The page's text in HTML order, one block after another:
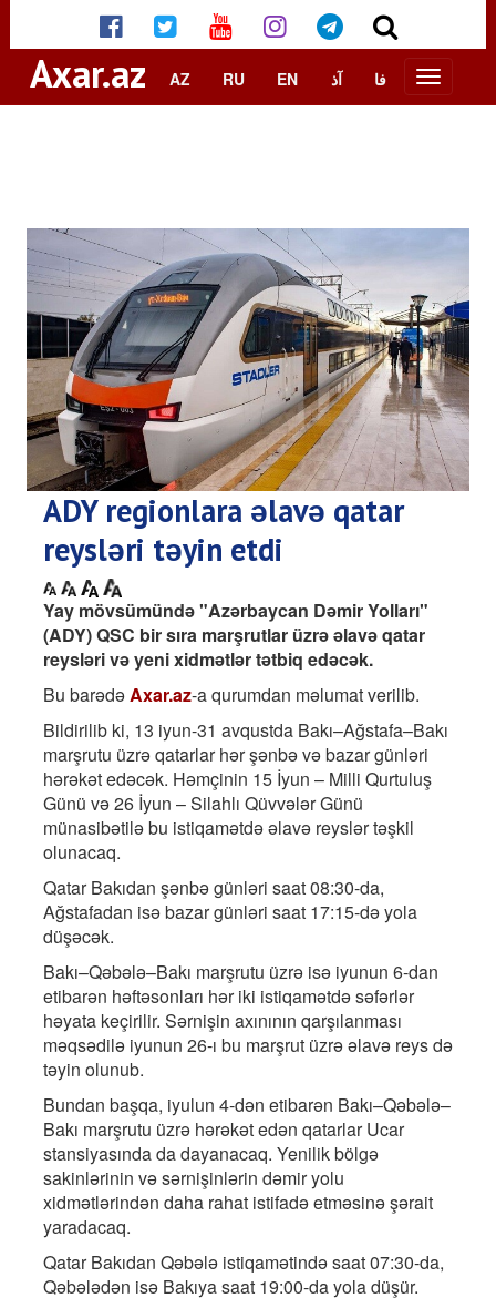
Axar.az AZ RU EN آذ فا
ADY regionlara əlavə qatar
reysləri təyin etdi
Yay mövsümündə "Azərbaycan Dəmir Yolları"
(ADY) QSC bir sıra marşrutlar üzrə əlavə qatar
reysləri və yeni xidmətlər tətbiq edəcək.
Bu barədəAxar.az-a qurumdan məlumat verilib.
Bildirilib ki, 13 iyun-31 avqustda Bakı–Ağstafa–Bakı
marşrutu üzrə qatarlar hər şənbə və bazar günləri
hərəkət edəcək. Həmçinin 15 İyun – Milli Qurtuluş
Günü və 26 İyun – Silahlı Qüvvələr Günü
münasibətilə bu istiqamətdə əlavə reyslər təşkil
olunacaq.
Qatar Bakıdan şənbə günləri saat 08:30-da,
Ağstafadan isə bazar günləri saat 17:15-də yola
düşəcək.
Bakı–Qəbələ–Bakı marşrutu üzrə isə iyunun 6-dan
etibarən həftəsonları hər iki istiqamətdə səfərlər
həyata keçirilir. Sərnişin axınının qarşılanması
məqsədilə iyunun 26-ı bu marşrut üzrə əlavə reys də
təyin olunub.
Bundan başqa, iyulun 4-dən etibarən Bakı–Qəbələ–
Bakı marşrutu üzrə hərəkət edən qatarlar Ucar
stansiyasında da dayanacaq. Yenilik bölgə
sakinlərinin və sərnişinlərin dəmir yolu
xidmətlərindən daha rahat istifadə etməsinə şərait
yaradacaq.
Qatar Bakıdan Qəbələ istiqamətində saat 07:30-da,
Qəbələdən isə Bakıya saat 19:00-da yola düşür.